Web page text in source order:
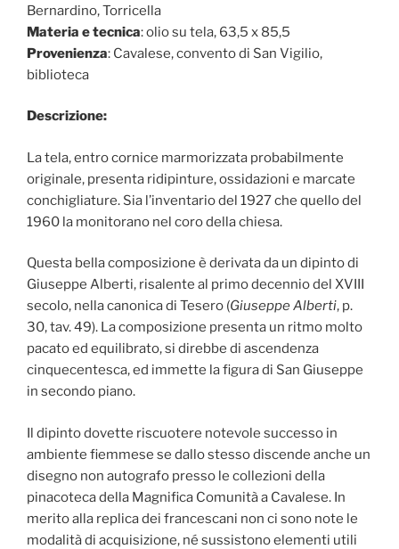
Bernardino, Torricella
Materia e tecnica: olio su tela, 63,5 x 85,5
Provenienza: Cavalese, convento di San Vigilio,
biblioteca
Descrizione:
La tela, entro cornice marmorizzata probabilmente
originale, presenta ridipinture, ossidazioni e marcate
conchigliature. Sia l’inventario del 1927 che quello del
1960 la monitorano nel coro della chiesa.
Questa bella composizione è derivata da un dipinto di
Giuseppe Alberti, risalente al primo decennio del XVIII
secolo, nella canonica di Tesero (Giuseppe Alberti, p.
30, tav. 49). La composizione presenta un ritmo molto
pacato ed equilibrato, si direbbe di ascendenza
cinquecentesca, ed immette la figura di San Giuseppe
in secondo piano.
Il dipinto dovette riscuotere notevole successo in
ambiente fiemmese se dallo stesso discende anche un
disegno non autografo presso le collezioni della
pinacoteca della Magnifica Comunità a Cavalese. In
merito alla replica dei francescani non ci sono note le
modalità di acquisizione, né sussistono elementi utili